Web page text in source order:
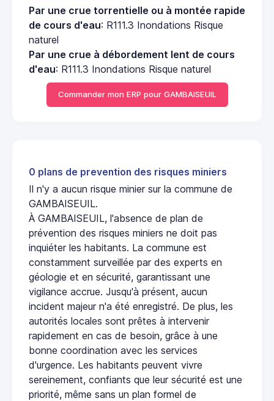
Par une crue torrentielle ou à montée rapide
de cours d'eau: R111.3 Inondations Risque
naturel
Par une crue à débordement lent de cours
d'eau: R111.3 Inondations Risque naturel
Commander mon ERP pour GAMBAISEUIL
0 plans de prevention des risques miniers
Il n'y a aucun risque minier sur la commune de
GAMBAISEUIL.
À GAMBAISEUIL, l'absence de plan de
prévention des risques miniers ne doit pas
inquiéter les habitants. La commune est
constamment surveillée par des experts en
géologie et en sécurité, garantissant une
vigilance accrue. Jusqu'à présent, aucun
incident majeur n'a été enregistré. De plus, les
autorités locales sont prêtes à intervenir
rapidement en cas de besoin, grâce à une
bonne coordination avec les services
d'urgence. Les habitants peuvent vivre
sereinement, confiants que leur sécurité est une
priorité, même sans un plan formel de